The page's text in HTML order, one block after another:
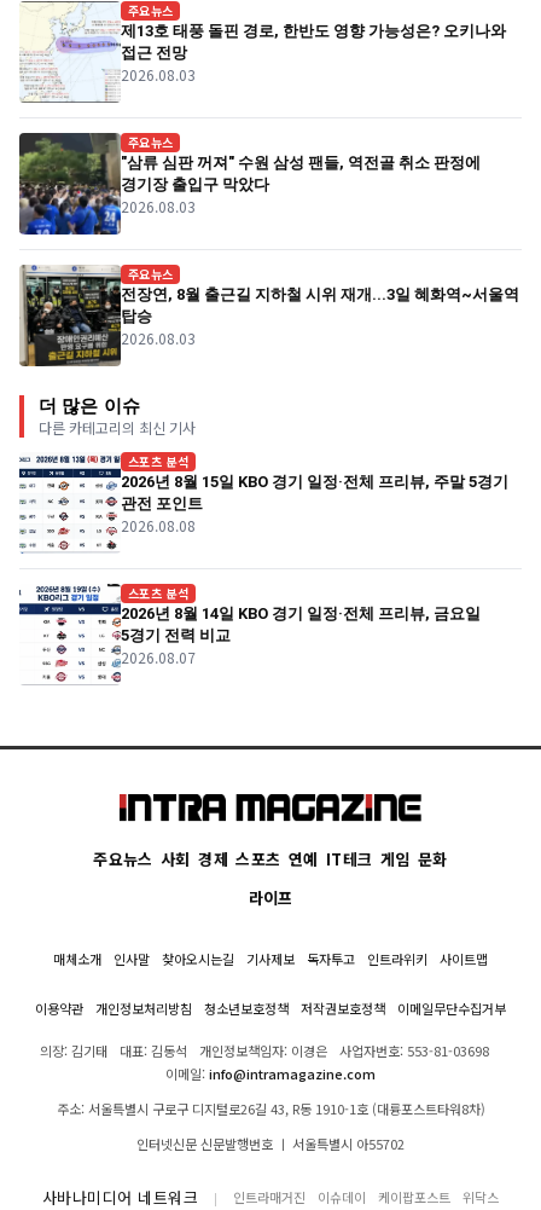
주요뉴스
제13호 태풍 돌핀 경로, 한반도 영향 가능성은? 오키나와
접근 전망
2026.08.03
주요뉴스
"삼류 심판 꺼져" 수원 삼성 팬들, 역전골 취소 판정에
경기장 출입구 막았다
2026.08.03
주요뉴스
전장연, 8월 출근길 지하철 시위 재개...3일 혜화역~서울역
탑승
2026.08.03
더 많은 이슈
다른 카테고리의 최신 기사
스포츠 분석
2026년 8월 15일 KBO 경기 일정·전체 프리뷰, 주말 5경기
관전 포인트
2026.08.08
스포츠 분석
2026년 8월 14일 KBO 경기 일정·전체 프리뷰, 금요일
5경기 전력 비교
2026.08.07
주요뉴스 사회 경제 스포츠 연예 IT테크 게임 문화
라이프
매체소개 인사말 찾아오시는길 기사제보 독자투고 인트라위키 사이트맵
이용약관 개인정보처리방침 청소년보호정책 저작권보호정책 이메일무단수집거부
의장: 김기태 대표: 김동석 개인정보책임자: 이경은
사업자번호: 553-81-03698
이메일:info@intramagazine.com
주소: 서울특별시 구로구 디지털로26길 43, R동 1910-1호 (대륭포스트타워8차)
인터넷신문 신문발행번호 ㅣ 서울특별시 아55702
사바나미디어 네트워크 인트라매거진 이슈데이 케이팝포스트 위닥스